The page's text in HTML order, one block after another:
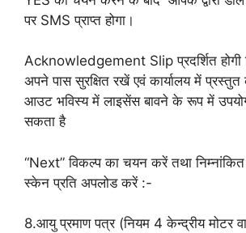
पर SMS प्राप्त होगा।
Acknowledgement Slip प्रदर्शित होगी
अपने पास सुरक्षित रखें एवं कार्यालय में
आउट भविस्य में लाइसेंस बावने के रूप में
सकता है
“Next” विकल्‍प का चयन करें तथा
स्‍केन प्रति अपलोड करें :-
8.आयु प्रमाण पत्र (नियम 4 केन्‍द्रीय मोटर